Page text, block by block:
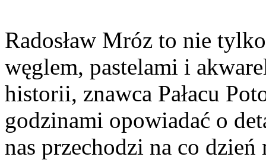
Radosław Mróz to nie
węglem, pastelami i
historii, znawca Pałacu
godzinami opowiadać o
nas przechodzi na co